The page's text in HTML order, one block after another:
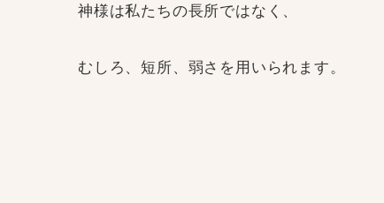
神様は私たちの長所ではなく、
むしろ、短所、弱さを用いられます。